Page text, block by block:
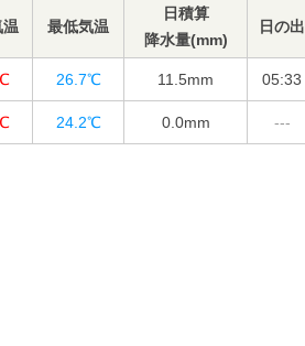
最低気温
日積算
降水量(mm)
日の出
26.7℃ 11.5mm 05:33
24.2℃ 0.0mm ---